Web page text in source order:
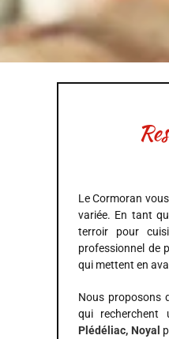
Le Cormoran
variée. En tant
terroir pour
professionnel de
qui mettent en
Nous proposons
qui recherchent
Plédéliac, Noyal